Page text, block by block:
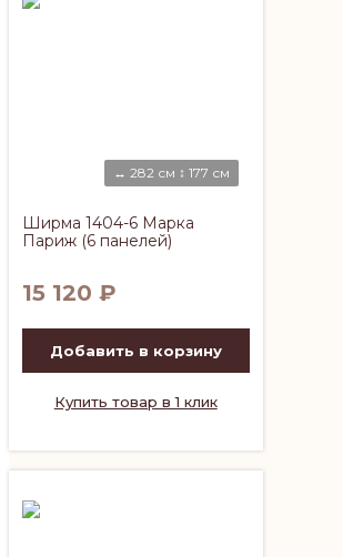
↔ 282 см ↕ 177 см
Ширма 1404-6 Марка
Париж (6 панелей)
15 120 ₽
Добавить в корзину
Купить товар в 1 клик